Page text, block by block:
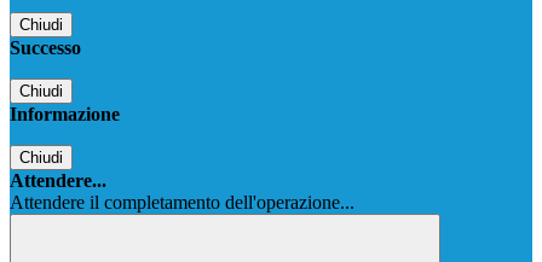
Chiudi
Successo
Chiudi
Informazione
Chiudi
Attendere...
Attendere il completamento dell'operazione...